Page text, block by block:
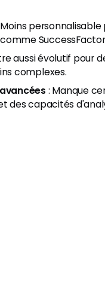
aussi évolutif pour
complexes.
: Manque
des capacités